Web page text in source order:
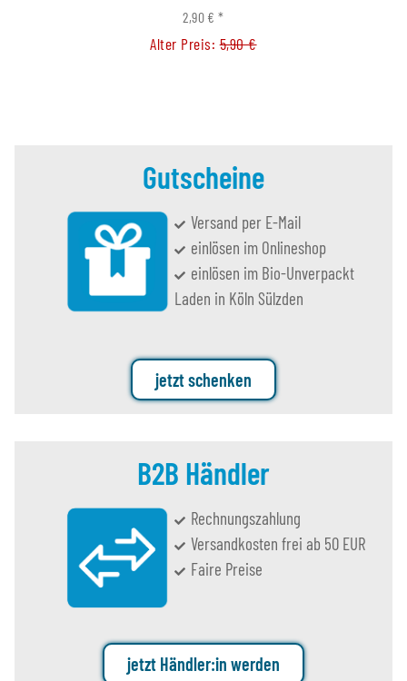
2,90 €*
Alter Preis:5,90 €
Gutscheine
Versand per E-Mail
einlösen im Onlineshop
einlösen im Bio-Unverpackt
Laden in Köln Sülzden
jetzt schenken
B2B Händler
Rechnungszahlung
Versandkosten frei ab 50 EUR
Faire Preise
jetzt Händler:in werden